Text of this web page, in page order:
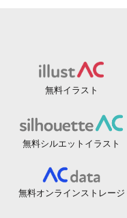
無料イラスト
無料シルエットイラスト
無料オンラインストレージ